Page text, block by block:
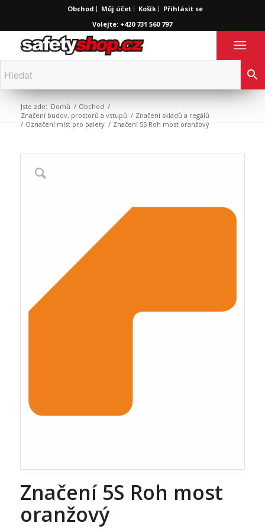
Obchod Můj účet Košík
Přihlásit se
Volejte: +420 731 560 797
Jste zde: Domů / Obchod /
Značení budov, prostorů a vstupů / Značení skladů a regálů
/ Označení míst pro palety / Značení 5S Roh most oranžový
Značení 5S Roh most
oranžový